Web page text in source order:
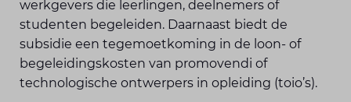
werkgevers die leerlingen, deelnemers of
studenten begeleiden. Daarnaast biedt de
subsidie een tegemoetkoming in de loon- of
begeleidingskosten van promovendi of
technologische ontwerpers in opleiding (toio’s).